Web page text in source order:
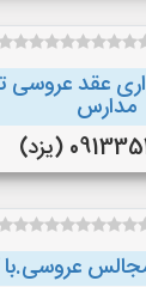
عقد
مدارس
(یزد)